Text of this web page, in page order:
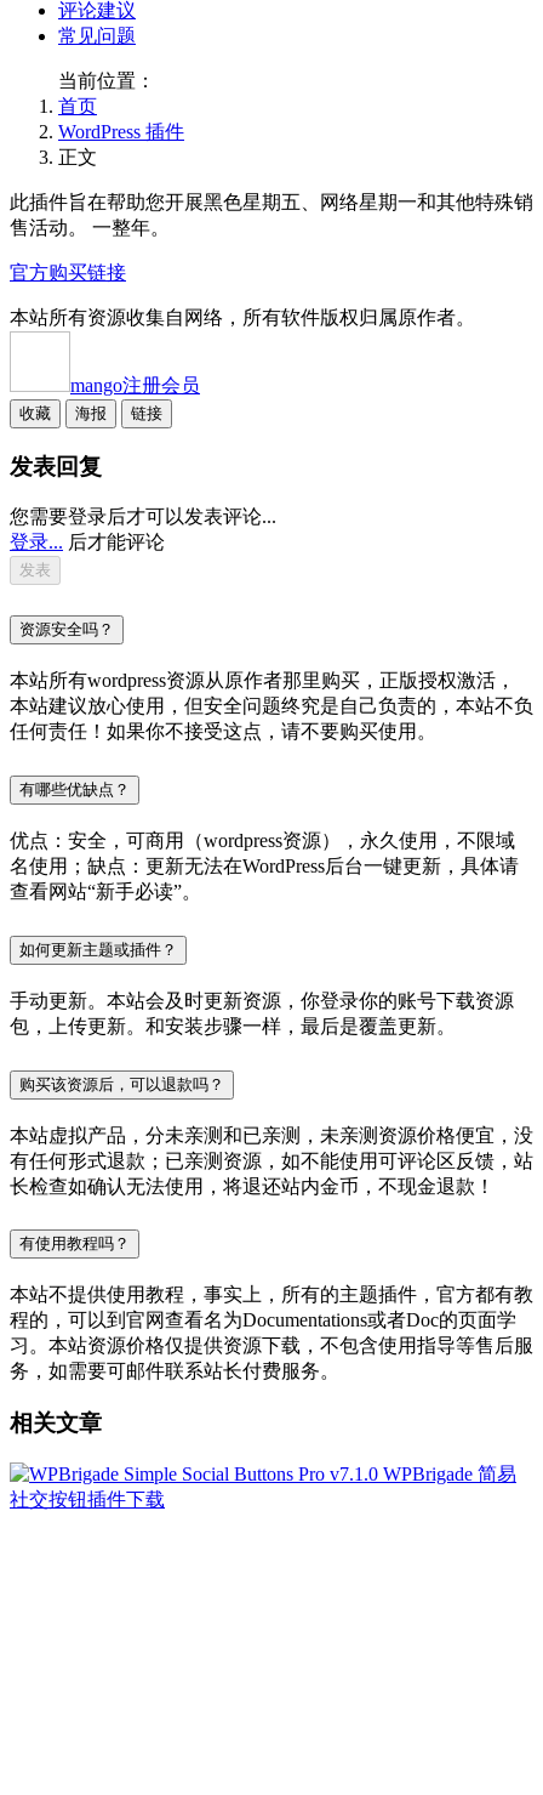
评论建议
常见问题
当前位置：
首页
WordPress 插件
正文
此插件旨在帮助您开展黑色星期五、网络星期一和其他特殊销
售活动。 一整年。
官方购买链接
本站所有资源收集自网络，所有软件版权归属原作者。
mango注册会员
收藏 海报 链接
发表回复
您需要登录后才可以发表评论...
登录... 后才能评论
资源安全吗？
本站所有wordpress资源从原作者那里购买，正版授权激活，
本站建议放心使用，但安全问题终究是自己负责的，本站不负
任何责任！如果你不接受这点，请不要购买使用。
有哪些优缺点？
优点：安全，可商用（wordpress资源），永久使用，不限域
名使用；缺点：更新无法在WordPress后台一键更新，具体请
查看网站“新手必读”。
如何更新主题或插件？
手动更新。本站会及时更新资源，你登录你的账号下载资源
包，上传更新。和安装步骤一样，最后是覆盖更新。
购买该资源后，可以退款吗？
本站虚拟产品，分未亲测和已亲测，未亲测资源价格便宜，没
有任何形式退款；已亲测资源，如不能使用可评论区反馈，站
长检查如确认无法使用，将退还站内金币，不现金退款！
有使用教程吗？
本站不提供使用教程，事实上，所有的主题插件，官方都有教
程的，可以到官网查看名为Documentations或者Doc的页面学
习。本站资源价格仅提供资源下载，不包含使用指导等售后服
务，如需要可邮件联系站长付费服务。
相关文章